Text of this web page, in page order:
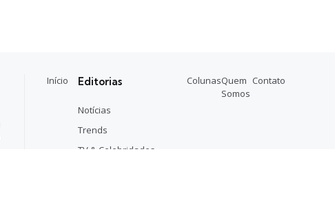
Início Editorias
Notícias
Trends
TV & Celebridades
ColunasQuem
Somos
Contato